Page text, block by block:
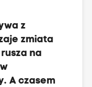
z
zmiata
na
A czasem